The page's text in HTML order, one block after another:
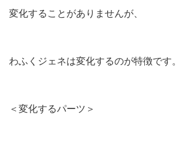
変化することがありませんが、
わふくジェネは変化するのが特徴です。
＜変化するパーツ＞